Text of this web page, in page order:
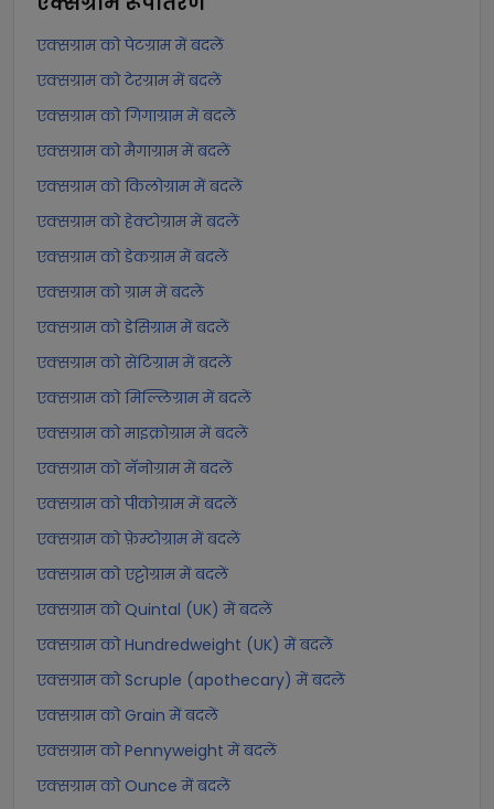
एक्सग्राम को पेटग्राम में बदलें
एक्सग्राम को टेरग्राम में बदलें
एक्सग्राम को गिगाग्राम में बदलें
एक्सग्राम को मैगाग्राम में बदलें
एक्सग्राम को किलोग्राम में बदलें
एक्सग्राम को हेक्टोग्राम में बदलें
एक्सग्राम को डेकग्राम में बदलें
एक्सग्राम को ग्राम में बदलें
एक्सग्राम को डेसिग्राम में बदलें
एक्सग्राम को सेंटिग्राम में बदलें
एक्सग्राम को मिल्लिग्राम में बदलें
एक्सग्राम को माइक्रोग्राम में बदलें
एक्सग्राम को नॅनोग्राम में बदलें
एक्सग्राम को पीकोग्राम में बदलें
एक्सग्राम को फ़ेम्टोग्राम में बदलें
एक्सग्राम को एट्टोग्राम में बदलें
एक्सग्राम को Quintal (UK) में बदलें
एक्सग्राम को Hundredweight (UK) में बदलें
एक्सग्राम को Scruple (apothecary) में बदलें
एक्सग्राम को Grain में बदलें
एक्सग्राम को Pennyweight में बदलें
एक्सग्राम को Ounce में बदलें